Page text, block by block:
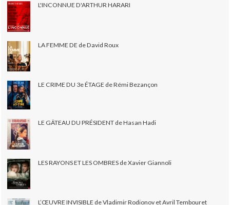
L'INCONNUE D'ARTHUR HARARI
LA FEMME DE de David Roux
LE CRIME DU 3e ÉTAGE de Rémi Bezançon
LE GÂTEAU DU PRÉSIDENT de Hasan Hadi
LES RAYONS ET LES OMBRES de Xavier Giannoli
L’ŒUVRE INVISIBLE de Vladimir Rodionov et Avril Tembouret